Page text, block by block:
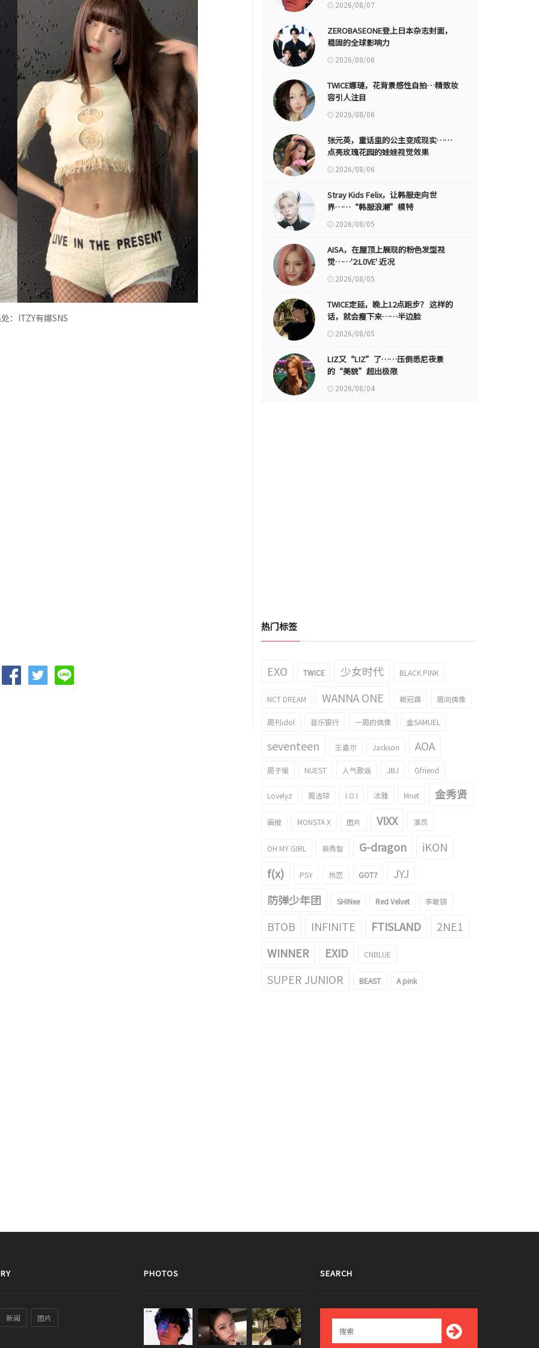
： ITZY有娜SNS
2026/08/07
ZEROBASEONE登上日本杂志封面，
稳固的全球影响力
2026/08/06
TWICE娜璉，花背景感性自拍…精致妆
容引人注目
2026/08/06
张元英，童话里的公主变成现实……
点亮玫瑰花园的娃娃视觉效果
2026/08/06
Stray Kids Felix，让韩服走向世
界……“韩服浪潮”模特
2026/08/05
AISA，在屋顶上展现的粉色发型视
觉……'2:L0VE' 近况
2026/08/05
TWICE定延，晚上12点跑步？ 这样的
话，就会瘦下来……半边脸
2026/08/05
LIZ又“LIZ”了……压倒悉尼夜景
的“美貌”超出极限
2026/08/04
热门标签
EXO TWICE 少女时代 BLACK PINK
NCT DREAM WANNA ONE 赖冠霖 周间偶像
周刊idol 音乐银行 一周的偶像 金SAMUEL
seventeen 王嘉尔 Jackson AOA
周子瑜 NUEST 人气歌谣 JBJ Gfriend
Lovelyz 周洁琼 I.O.I 泫雅 Mnet 金秀贤
画报 MONSTA X 图片 VIXX 演员
OH MY GIRL 裴秀智 G-dragon
iKON
f(x)
PSY 热恋 GOT7
JYJ
防弹少年团
SHINee Red Velvet 李敏镐
BTOB INFINITE FTISLAND
2NE1
WINNER
EXID CNBLUE
SUPER JUNIOR BEAST A pink
新闻 图片
PHOTOS SEARCH